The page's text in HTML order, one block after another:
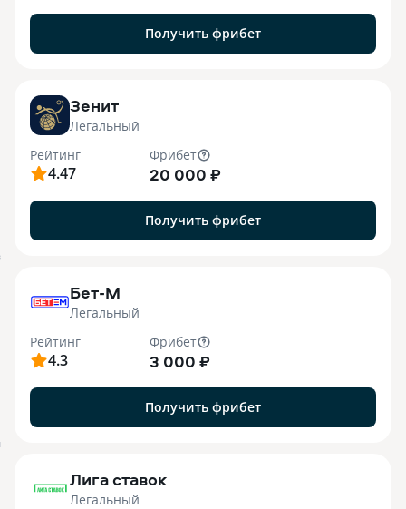
Получить фрибет
Зенит
Легальный
Рейтинг
4.47
Фрибет
20 000 ₽
Получить фрибет
Бет-М
Легальный
Рейтинг
4.3
Фрибет
3 000 ₽
Получить фрибет
Лига ставок
Легальный